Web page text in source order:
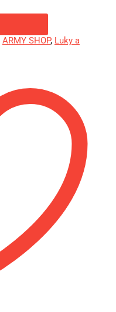
ARMY SHOP, Luky a